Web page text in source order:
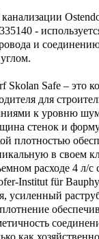
-
и
Skolan Safe – это
для
к уровню
стенок и
плотностью
в своем
расходе 4 л/с
Institut für
усиленный
как